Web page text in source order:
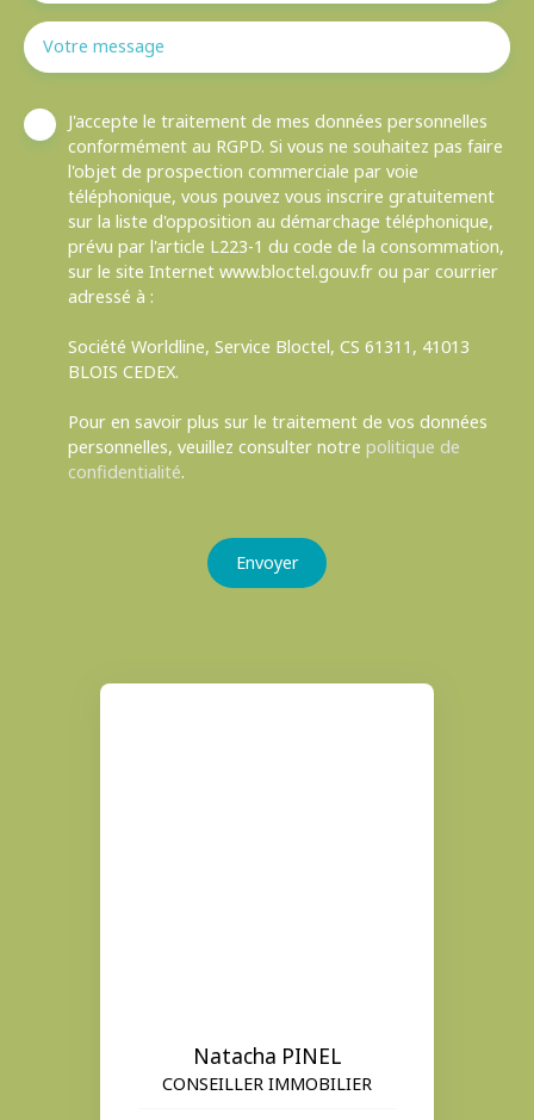
Votre message
J'accepte le traitement de mes données personnelles
conformément au RGPD. Si vous ne souhaitez pas faire
l'objet de prospection commerciale par voie
téléphonique, vous pouvez vous inscrire gratuitement
sur la liste d'opposition au démarchage téléphonique,
prévu par l'article L223-1 du code de la consommation,
sur le site Internet www.bloctel.gouv.fr ou par courrier
adressé à :
Société Worldline, Service Bloctel, CS 61311, 41013
BLOIS CEDEX.
Pour en savoir plus sur le traitement de vos données
personnelles, veuillez consulter notre politique de
confidentialité.
Envoyer
Natacha PINEL
CONSEILLER IMMOBILIER